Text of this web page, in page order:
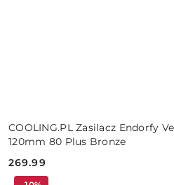
COOLING.PL Zasilacz Endorfy
120mm 80 Plus Bronze
Cena:
269.99